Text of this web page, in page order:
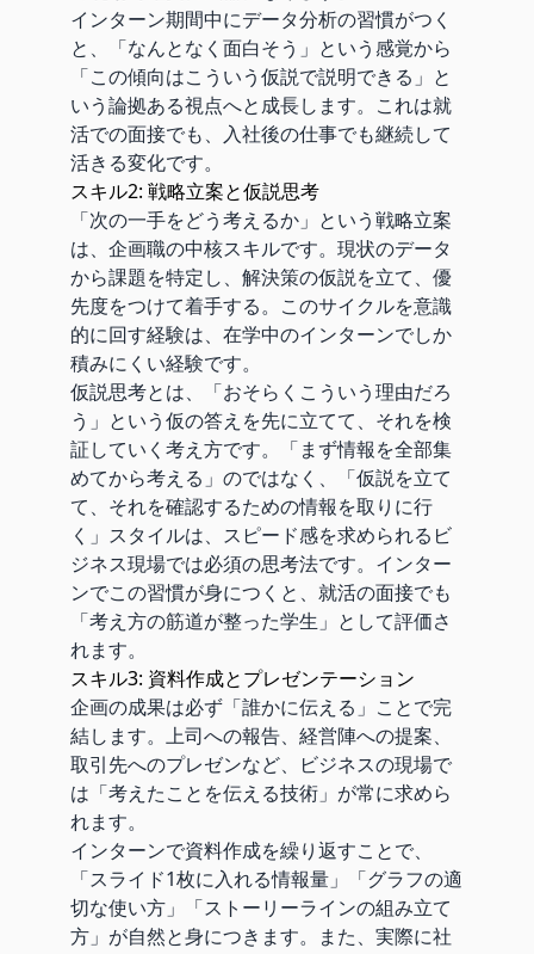
インターン期間中にデータ分析の習慣がつく
と、「なんとなく面白そう」という感覚から
「この傾向はこういう仮説で説明できる」と
いう論拠ある視点へと成長します。これは就
活での面接でも、入社後の仕事でも継続して
活きる変化です。
スキル2: 戦略立案と仮説思考
「次の一手をどう考えるか」という戦略立案
は、企画職の中核スキルです。現状のデータ
から課題を特定し、解決策の仮説を立て、優
先度をつけて着手する。このサイクルを意識
的に回す経験は、在学中のインターンでしか
積みにくい経験です。
仮説思考とは、「おそらくこういう理由だろ
う」という仮の答えを先に立てて、それを検
証していく考え方です。「まず情報を全部集
めてから考える」のではなく、「仮説を立て
て、それを確認するための情報を取りに行
く」スタイルは、スピード感を求められるビ
ジネス現場では必須の思考法です。インター
ンでこの習慣が身につくと、就活の面接でも
「考え方の筋道が整った学生」として評価さ
れます。
スキル3: 資料作成とプレゼンテーション
企画の成果は必ず「誰かに伝える」ことで完
結します。上司への報告、経営陣への提案、
取引先へのプレゼンなど、ビジネスの現場で
は「考えたことを伝える技術」が常に求めら
れます。
インターンで資料作成を繰り返すことで、
「スライド1枚に入れる情報量」「グラフの適
切な使い方」「ストーリーラインの組み立て
方」が自然と身につきます。また、実際に社